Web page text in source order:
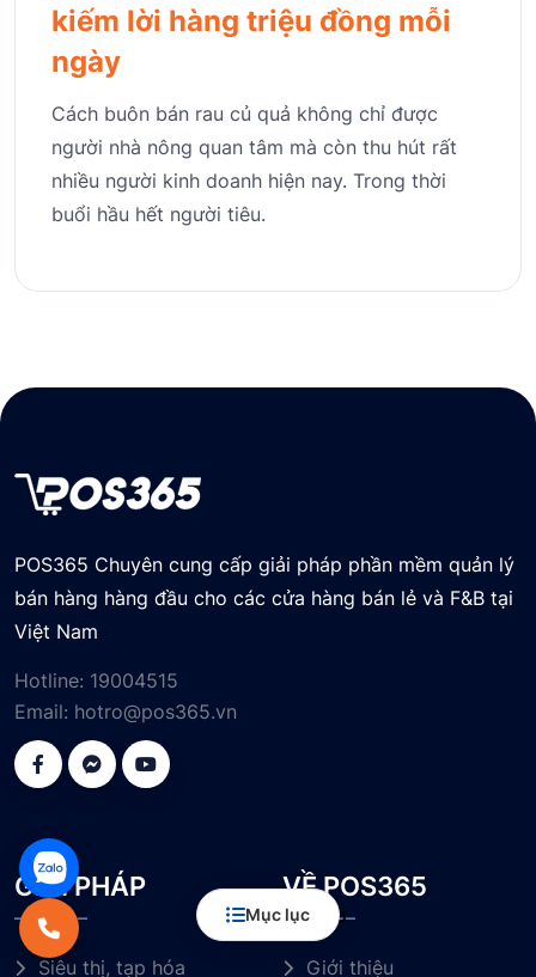
Mục lục
kiếm lời hàng triệu đồng mỗi
ngày
Cách buôn bán rau củ quả không chỉ được
người nhà nông quan tâm mà còn thu hút rất
nhiều người kinh doanh hiện nay. Trong thời
buổi hầu hết người tiêu.
POS365 Chuyên cung cấp giải pháp phần mềm quản lý
bán hàng hàng đầu cho các cửa hàng bán lẻ và F&B tại
Việt Nam
Hotline: 19004515
Email: hotro@pos365.vn
GIẢI PHÁP
Siêu thị, tạp hóa
VỀ POS365
Giới thiệu